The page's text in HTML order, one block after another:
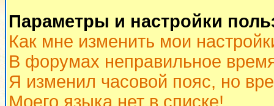
Параметры и настройки
Как мне изменить мои
В форумах неправильное
Я изменил часовой пояс, но
Моего языка нет в списке!